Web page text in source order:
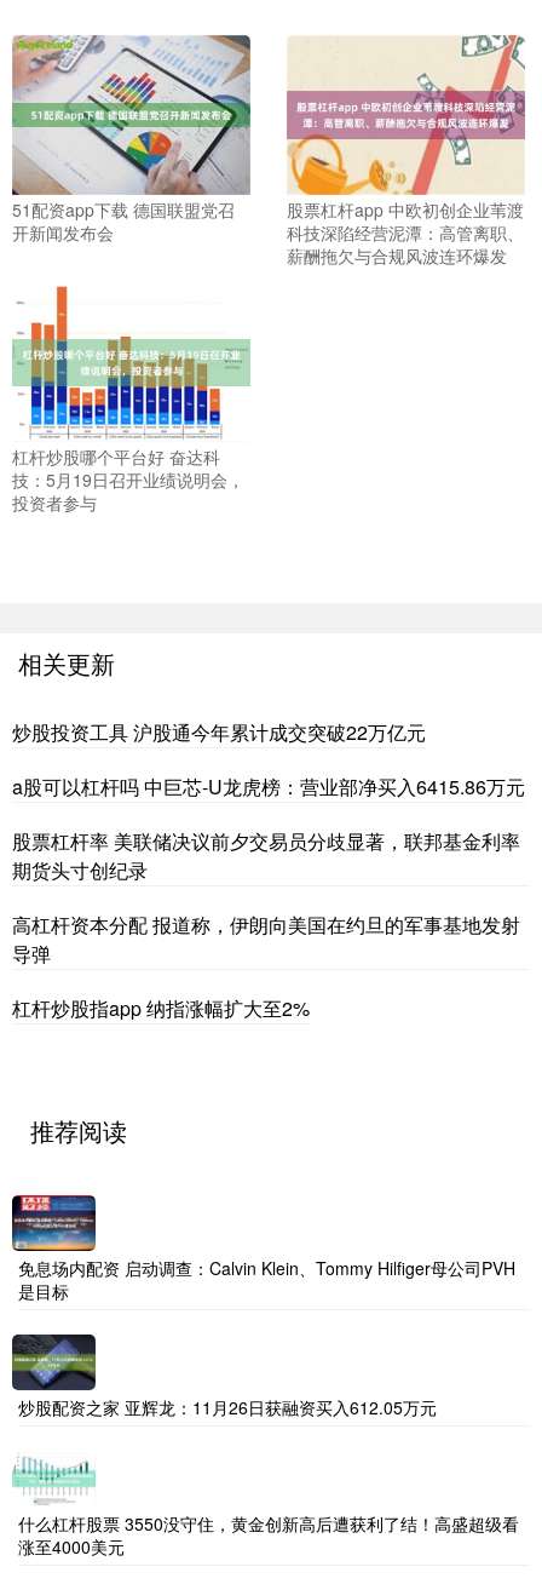
51配资app下载 德国联盟党召
开新闻发布会
股票杠杆app 中欧初创企业苇渡
科技深陷经营泥潭：高管离职、
薪酬拖欠与合规风波连环爆发
杠杆炒股哪个平台好 奋达科
技：5月19日召开业绩说明会，
投资者参与
相关更新
炒股投资工具 沪股通今年累计成交突破22万亿元
a股可以杠杆吗 中巨芯-U龙虎榜：营业部净买入6415.86万元
股票杠杆率 美联储决议前夕交易员分歧显著，联邦基金利率
期货头寸创纪录
高杠杆资本分配 报道称，伊朗向美国在约旦的军事基地发射
导弹
杠杆炒股指app 纳指涨幅扩大至2%
推荐阅读
免息场内配资 启动调查：Calvin Klein、Tommy Hilfiger母公司PVH
是目标
炒股配资之家 亚辉龙：11月26日获融资买入612.05万元
什么杠杆股票 3550没守住，黄金创新高后遭获利了结！高盛超级看
涨至4000美元